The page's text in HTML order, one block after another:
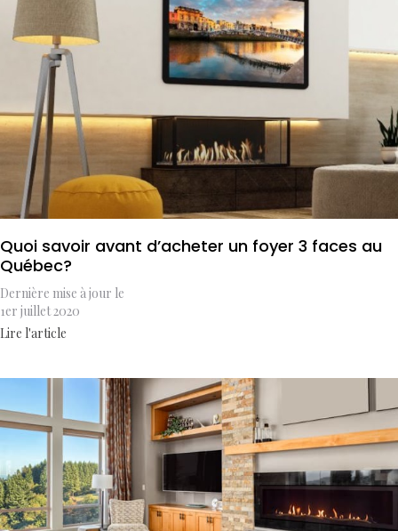
Quoi savoir avant d’acheter un foyer 3 faces au
Québec?
Dernière mise à jour le
1er juillet 2020
Lire l'article